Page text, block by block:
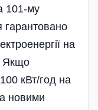
101-му
гарантовано
на
Якщо
кВт/год на
новими